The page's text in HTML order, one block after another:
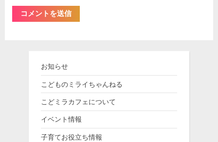
お知らせ
こどものミライちゃんねる
こどミラカフェについて
イベント情報
子育てお役立ち情報